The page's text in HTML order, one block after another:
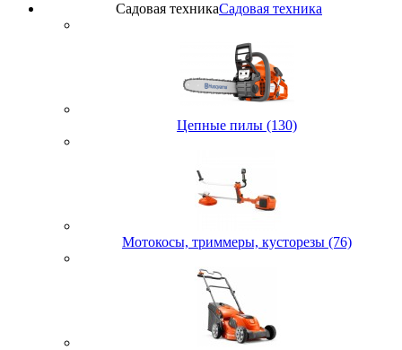
Садовая техникаСадовая техника
Цепные пилы (130)
Мотокосы, триммеры, кусторезы (76)